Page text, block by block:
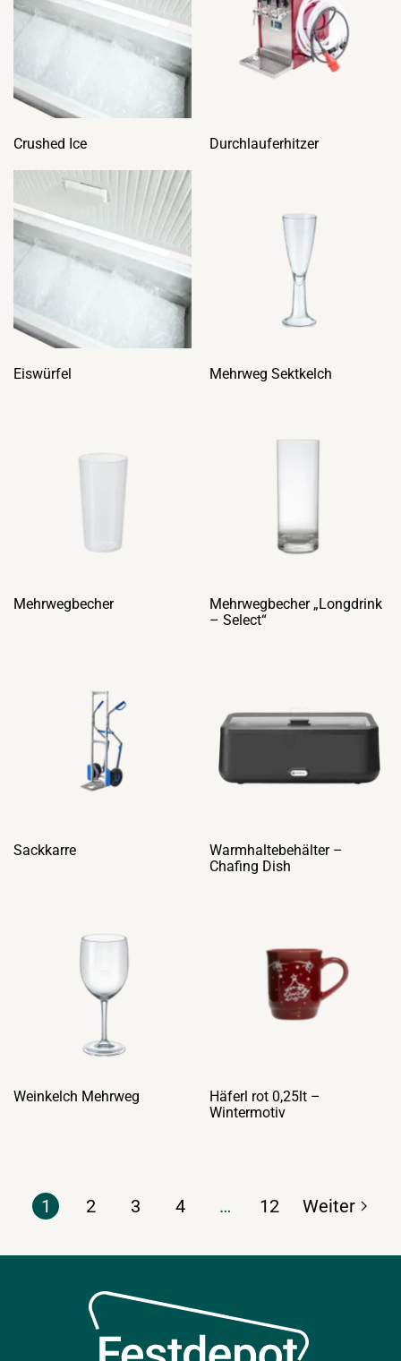
Crushed Ice Durchlauferhitzer
Eiswürfel Mehrweg Sektkelch
Mehrwegbecher
Mehrwegbecher „Longdrink
– Select“
Sackkarre
Warmhaltebehälter –
Chafing Dish
Weinkelch Mehrweg
Häferl rot 0,25lt –
Wintermotiv
1 2 3 4 … 12